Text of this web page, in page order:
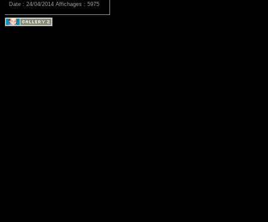
Date : 24/04/2014 Affichages : 5975